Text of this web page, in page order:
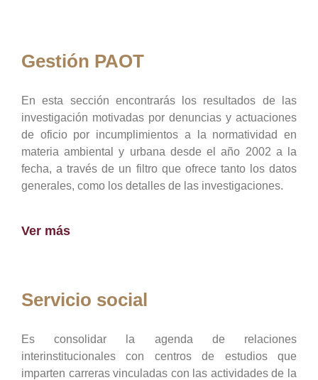
Gestión PAOT
En esta sección encontrarás los resultados de las
investigación motivadas por denuncias y actuaciones
de oficio por incumplimientos a la normatividad en
materia ambiental y urbana desde el año 2002 a la
fecha, a través de un filtro que ofrece tanto los datos
generales, como los detalles de las investigaciones.
Ver más
Servicio social
Es consolidar la agenda de relaciones
interinstitucionales con centros de estudios que
imparten carreras vinculadas con las actividades de la